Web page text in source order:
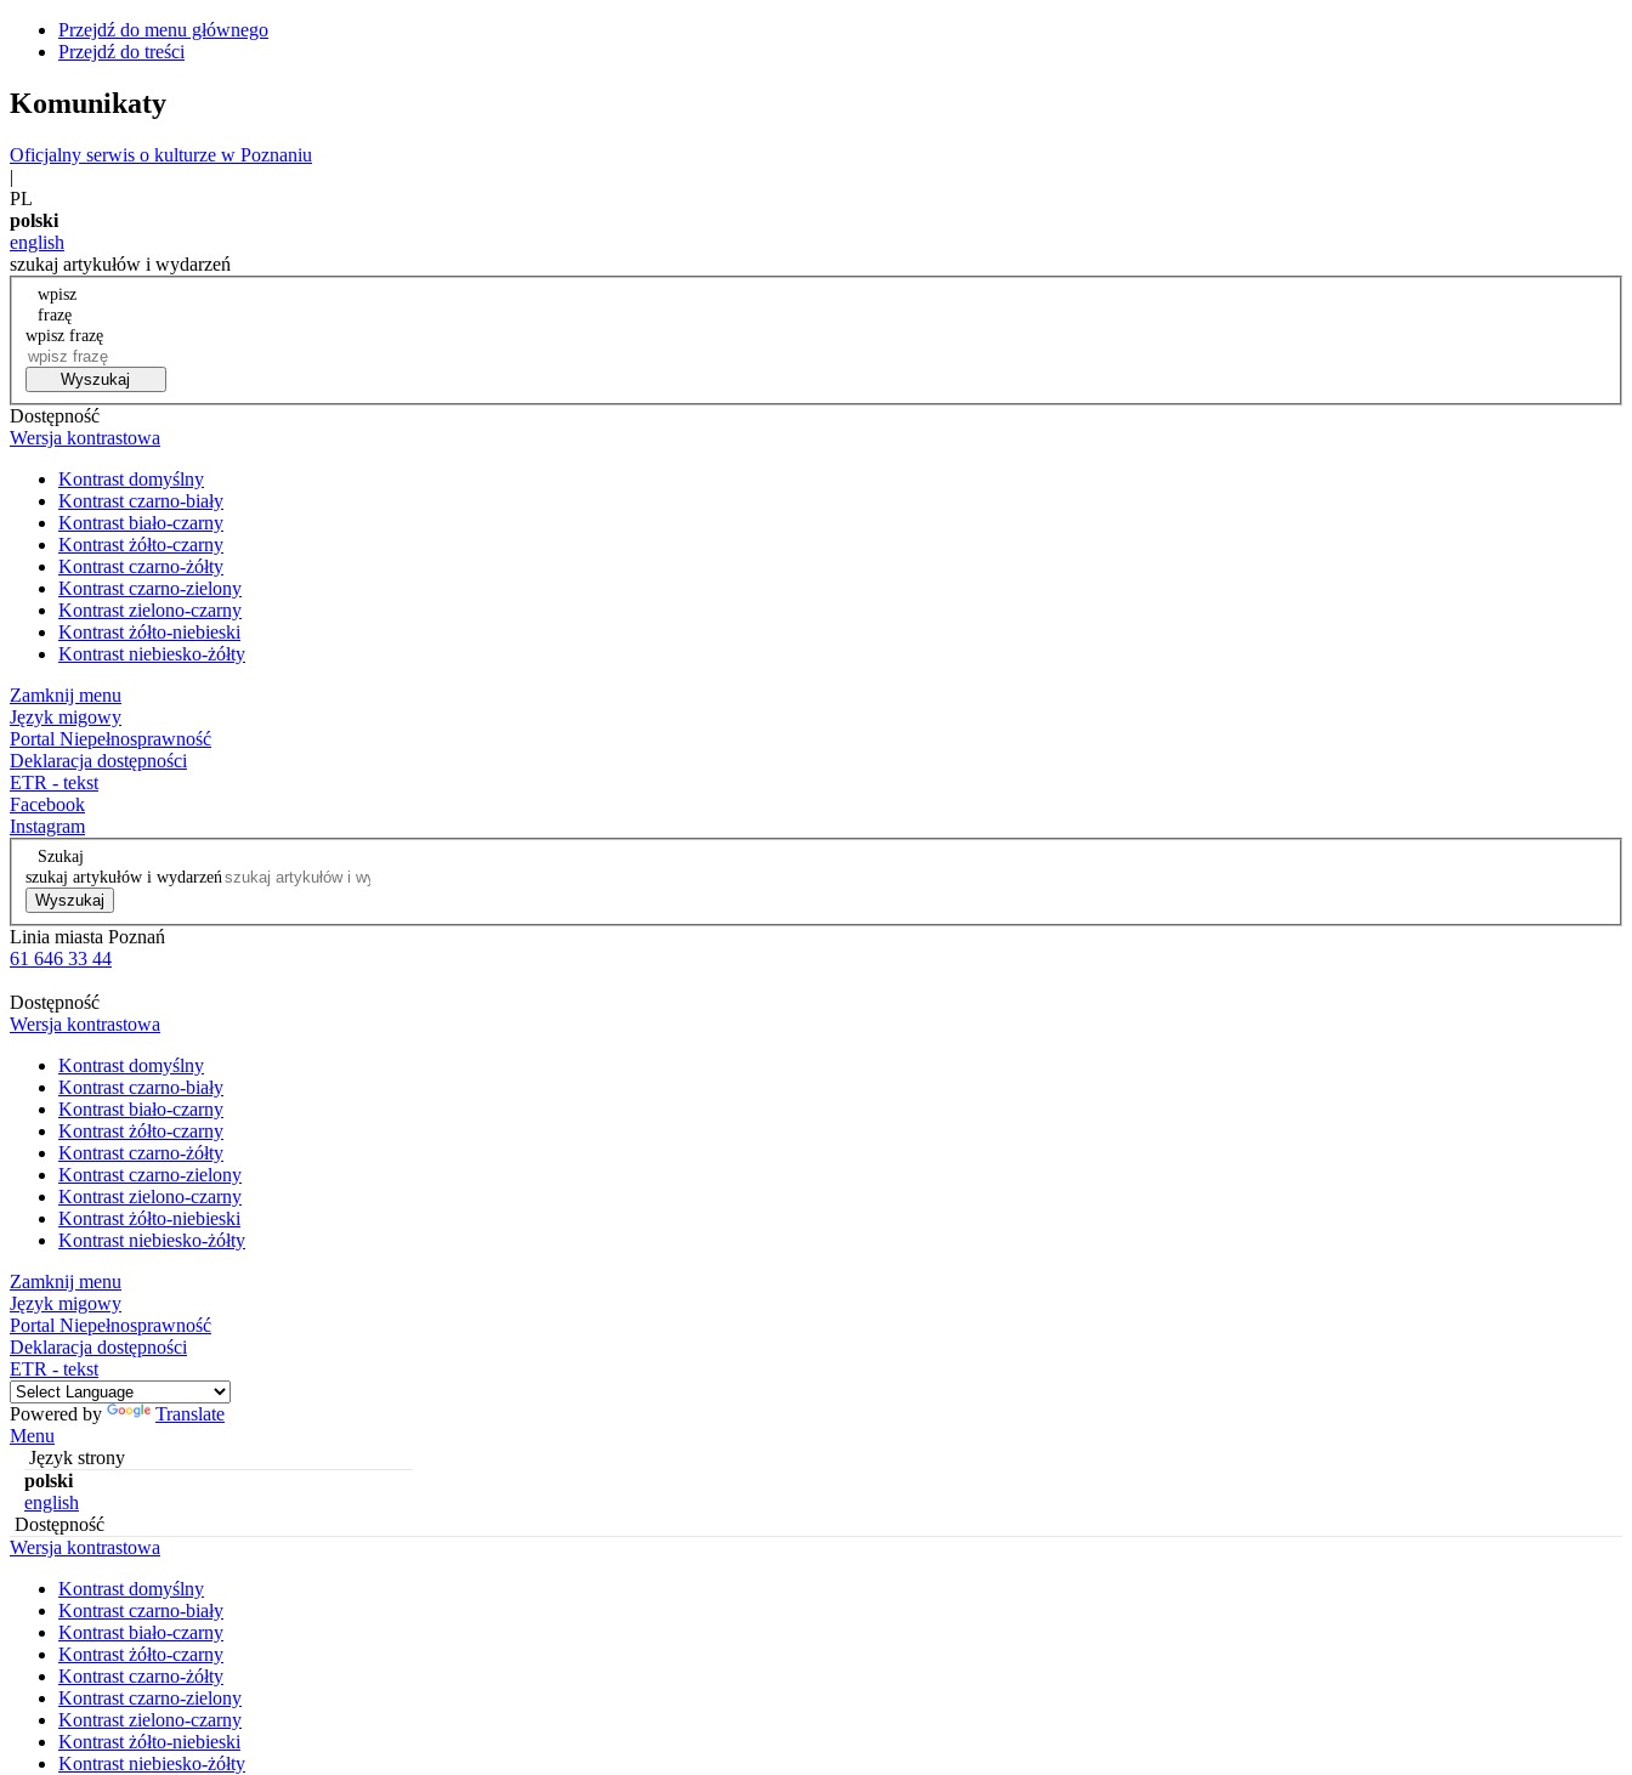
Przejdź do menu głównego
Przejdź do treści
Komunikaty
Oficjalny serwis o kulturze w Poznaniu
|
PL
polski
english
szukaj artykułów i wydarzeń
wpisz
frazę
wpisz frazę
Wyszukaj
Dostępność
Wersja kontrastowa
Kontrast domyślny
Kontrast czarno-biały
Kontrast biało-czarny
Kontrast żółto-czarny
Kontrast czarno-żółty
Kontrast czarno-zielony
Kontrast zielono-czarny
Kontrast żółto-niebieski
Kontrast niebiesko-żółty
Zamknij menu
Język migowy
Portal Niepełnosprawność
Deklaracja dostępności
ETR - tekst
Facebook
Instagram
Szukaj
szukaj artykułów i wydarzeń
Wyszukaj
Linia miasta Poznań
61 646 33 44
Dostępność
Wersja kontrastowa
Kontrast domyślny
Kontrast czarno-biały
Kontrast biało-czarny
Kontrast żółto-czarny
Kontrast czarno-żółty
Kontrast czarno-zielony
Kontrast zielono-czarny
Kontrast żółto-niebieski
Kontrast niebiesko-żółty
Zamknij menu
Język migowy
Portal Niepełnosprawność
Deklaracja dostępności
ETR - tekst
Powered by
Translate
Menu
Język strony
polski
english
Dostępność
Wersja kontrastowa
Kontrast domyślny
Kontrast czarno-biały
Kontrast biało-czarny
Kontrast żółto-czarny
Kontrast czarno-żółty
Kontrast czarno-zielony
Kontrast zielono-czarny
Kontrast żółto-niebieski
Kontrast niebiesko-żółty